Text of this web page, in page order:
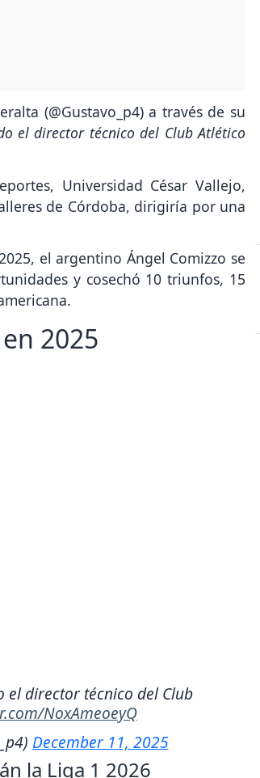
(@Gustavo_p4) a través de su
el director técnico del Club Atlético
Universidad César Vallejo,
de Córdoba, dirigiría por una
el argentino Ángel Comizzo se
y cosechó 10 triunfos, 15
2025
el director técnico del Club
NoxAmeoeyQ
December 11, 2025
la Liga 1 2026